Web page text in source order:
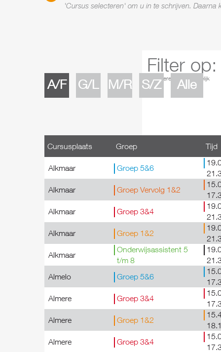
'Cursus selecteren' om u in te schrijven.
A/F G/L M/R S/Z Alle
Filter op:
meerdere keuze mogelijk
Filter op:
Cursusplaats Groep Tijd
Alkmaar Groep 5&6
Alkmaar
Groep Vervolg 1&2
Alkmaar
Groep 3&4
Alkmaar
Groep 1&2
Alkmaar
Onderwijsassistent 5
t/m 8
Almelo
Groep 5&6
Almere
Groep 3&4
Almere
Groep 1&2
Almere
Groep 3&4